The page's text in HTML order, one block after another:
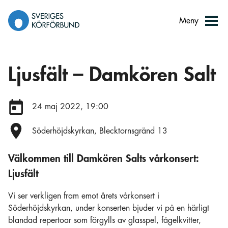
innehåll
Meny
Ljusfält – Damkören Salt
Datum:
24 maj 2022, 19:00
Plats:
Söderhöjdskyrkan, Blecktornsgränd 13
Välkommen till Damkören Salts vårkonsert:
Ljusfält
Vi ser verkligen fram emot årets vårkonsert i
Söderhöjdskyrkan, under konserten bjuder vi på en härligt
blandad repertoar som förgylls av glasspel, fågelkvitter,